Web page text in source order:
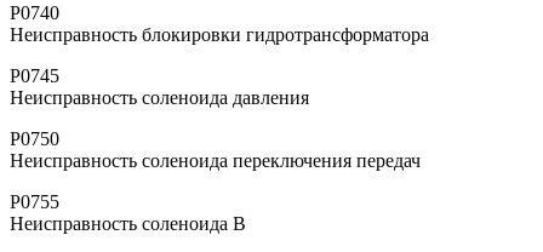
P0740
Неисправность блокировки гидротрансформатора
P0745
Неисправность соленоида давления
P0750
Неисправность соленоида переключения передач
P0755
Неисправность соленоида B